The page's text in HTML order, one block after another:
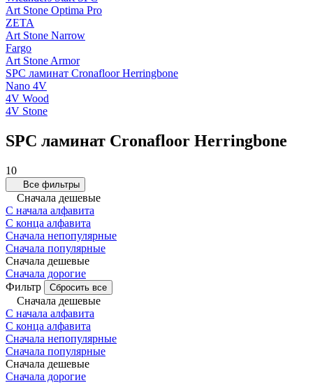
Art Stone Optima Pro
ZETA
Art Stone Narrow
Fargo
Art Stone Armor
SPC ламинат Cronafloor Herringbone
Nano 4V
4V Wood
4V Stone
SPC ламинат Cronafloor Herringbone
10
Все фильтры
Сначала дешевые
С начала алфавита
С конца алфавита
Сначала непопулярные
Сначала популярные
Сначала дешевые
Сначала дорогие
Фильтр
Сбросить все
Сначала дешевые
С начала алфавита
С конца алфавита
Сначала непопулярные
Сначала популярные
Сначала дешевые
Сначала дорогие